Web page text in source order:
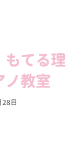
てる理
教室
日